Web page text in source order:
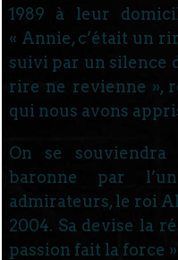
1989 à leur
« Annie, c’était un
suivi par un silence
rire ne revienne »,
qui nous avons
On se souviendra
baronne par
admirateurs, le roi
2004. Sa devise la
passion fait la force